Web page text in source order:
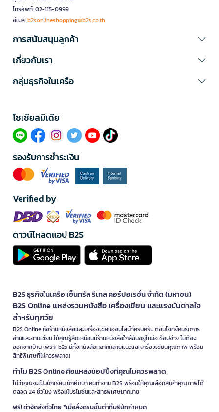
โทรศัพท์: 02-115-0999
อีเมล:b2sonlineshopping@b2s.co.th
การสนับสนุนลูกค้า
เกี่ยวกับเรา
กลุ่มธุรกิจในเครือ
โซเซียลมีเดีย​
รองรับการชำระเงิน
Verified by
ดาวน์โหลดแอป B2S
B2S ธุรกิจในเครือ เซ็นทรัล รีเทล คอร์ปอเรชั่น จำกัด (มหาชน)
B2S Online แหล่งรวมหนังสือ เครื่องเขียน และแรงบันดาลใจ
สำหรับทุกวัย
B2S Online คือร้านหนังสือและเครื่องเขียนออนไลน์ที่ครบครัน ตอบโจทย์คนรักการ
อ่านและงานเขียน ให้คุณรู้สึกเหมือนมีร้านหนังสือใกล้ฉันอยู่ในมือ ช้อปง่าย ไม่ต้อง
ออกจากบ้าน เพราะ b2s มีทั้งหนังสือหลากหลายแนวและเครื่องเขียนคุณภาพ พร้อม
สิทธิพิเศษที่ไม่ควรพลาด!
ทำไม B2S Online คือแหล่งช้อปปิ้งที่คุณไม่ควรพลาด
ไม่ว่าคุณจะเป็นนักเรียน นักศึกษา คนทำงาน B2S พร้อมให้คุณเลือกสินค้าคุณภาพได้
ตลอด 24 ชั่วโมง พร้อมโปรโมชั่นและสิทธิพิเศษมากมาย
ฟรี! ค่าจัดส่งทั่วไทย *เมื่อสั่งครบขั้นต่ำที่บริษัทกำหนด